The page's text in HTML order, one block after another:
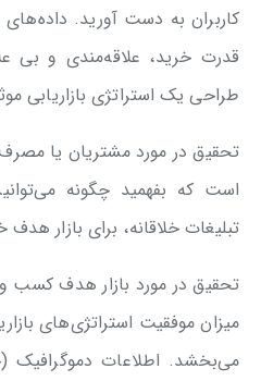
کاربران به دست آورید.
قدرت خرید، علاقه‌مندی و بی
طراحی یک استراتژی بازاریابی
تحقیق در مورد مشتریان یا مصرف
است که بفهمید چگونه
تبلیغات خلاقانه، برای بازار
تحقیق در مورد بازار هدف کسب
میزان موفقیت استراتژی‌های
می‌بخشد. اطلاعات